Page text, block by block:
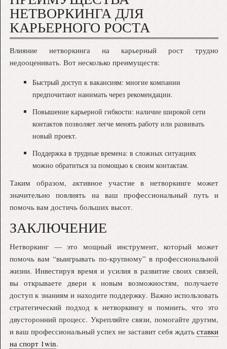
НЕТВОРКИНГА ДЛЯ
КАРЬЕРНОГО РОСТА
Влияние нетворкинга на карьерный рост трудно
недооценивать. Вот несколько преимуществ:
Быстрый доступ к вакансиям: многие компании
предпочитают нанимать через рекомендации.
Повышение карьерной гибкости: наличие широкой сети
контактов позволяет легче менять работу или развивать
новый проект.
Поддержка в трудные времена: в сложных ситуациях
можно обратиться за помощью к своим контактам.
Таким образом, активное участие в нетворкинге может
значительно повлиять на ваш профессиональный путь и
помочь вам достичь больших высот.
ЗАКЛЮЧЕНИЕ
Нетворкинг — это мощный инструмент, который может
помочь вам “выигрывать по-крупному” в профессиональной
жизни. Инвестируя время и усилия в развитие своих связей,
вы открываете двери к новым возможностям, получаете
доступ к знаниям и находите поддержку. Важно использовать
стратегический подход к нетворкингу и помнить, что это
двусторонний процесс. Укрепляйте связи, помогайте другим,
и ваш профессиональный успех не заставит себя ждать ставки
на спорт 1win.